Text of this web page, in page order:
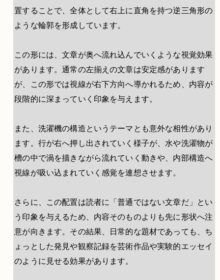
置することで、全体として右上に直角を持つ逆三角形の
ような輪郭を形成しています。
この形には、文章が奥へ流れ込んでいくような視覚効果
があります。通常の左揃えの文章は安定感があります
が、この形では視線が右下方向へ導かれるため、内容が
段階的に深まっていく印象を与えます。
また、洗濯機の構造というテーマとも意外な相性があり
ます。行が右へ押し出されていく様子が、水や洗濯物が
槽の中で渦を描きながら流れていく動きや、内部構造へ
視線が吸い込まれていく感覚を連想させます。
さらに、この配置は読者に「普通ではない文章だ」とい
う印象を与えるため、内容そのものよりも先に形状へ注
意が向きます。その結果、日常的な題材であっても、ち
ょっとした発見や観察記録を芸術作品や実験的エッセイ
のように見せる効果があります。